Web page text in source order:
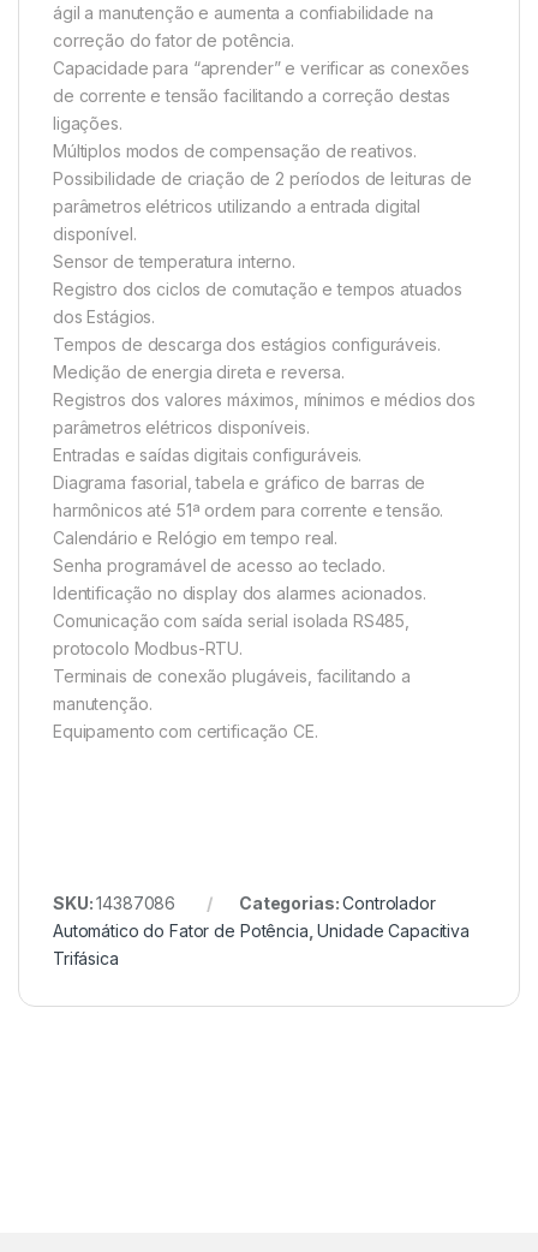
ágil a manutenção e aumenta a confiabilidade na
correção do fator de potência.
Capacidade para “aprender” e verificar as conexões
de corrente e tensão facilitando a correção destas
ligações.
Múltiplos modos de compensação de reativos.
Possibilidade de criação de 2 períodos de leituras de
parâmetros elétricos utilizando a entrada digital
disponível.
Sensor de temperatura interno.
Registro dos ciclos de comutação e tempos atuados
dos Estágios.
Tempos de descarga dos estágios configuráveis.
Medição de energia direta e reversa.
Registros dos valores máximos, mínimos e médios dos
parâmetros elétricos disponíveis.
Entradas e saídas digitais configuráveis.
Diagrama fasorial, tabela e gráfico de barras de
harmônicos até 51ª ordem para corrente e tensão.
Calendário e Relógio em tempo real.
Senha programável de acesso ao teclado.
Identificação no display dos alarmes acionados.
Comunicação com saída serial isolada RS485,
protocolo Modbus-RTU.
Terminais de conexão plugáveis, facilitando a
manutenção.
Equipamento com certificação CE.
SKU:14387086 Categorias:Controlador
Automático do Fator de Potência ,Unidade Capacitiva
Trifásica